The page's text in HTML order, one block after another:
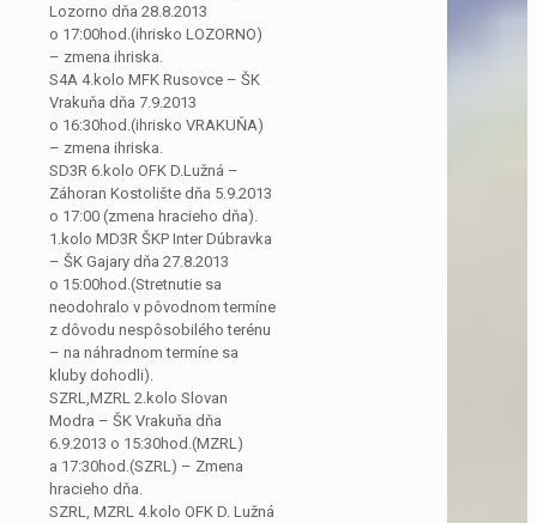
Lozorno dňa 28.8.2013
o 17:00hod.(ihrisko LOZORNO)
– zmena ihriska.
S4A 4.kolo MFK Rusovce – ŠK
Vrakuňa dňa 7.9.2013
o 16:30hod.(ihrisko VRAKUŇA)
– zmena ihriska.
SD3R 6.kolo OFK D.Lužná –
Záhoran Kostolište dňa 5.9.2013
o 17:00 (zmena hracieho dňa).
1.kolo MD3R ŠKP Inter Dúbravka
– ŠK Gajary dňa 27.8.2013
o 15:00hod.(Stretnutie sa
neodohralo v pôvodnom termíne
z dôvodu nespôsobilého terénu
– na náhradnom termíne sa
kluby dohodli).
SZRL,MZRL 2.kolo Slovan
Modra – ŠK Vrakuňa dňa
6.9.2013 o 15:30hod.(MZRL)
a 17:30hod.(SZRL) – Zmena
hracieho dňa.
SZRL, MZRL 4.kolo OFK D. Lužná